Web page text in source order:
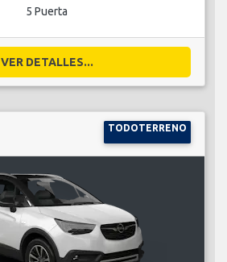
5 Puerta
VER DETALLES...
TODOTERRENO